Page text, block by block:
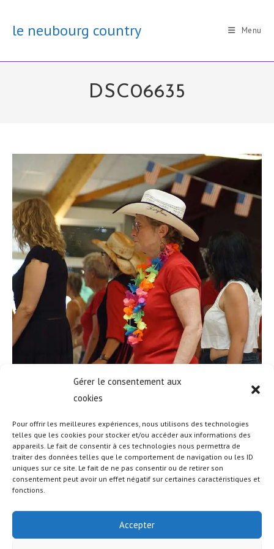
Gérer le consentement aux
cookies
Pour offrir les meilleures expériences, nous utilisons des technologies
telles que les cookies pour stocker et/ou accéder aux informations des
appareils. Le fait de consentir à ces technologies nous permettra de
traiter des données telles que le comportement de navigation ou les ID
uniques sur ce site. Le fait de ne pas consentir ou de retirer son
consentement peut avoir un effet négatif sur certaines caractéristiques et
fonctions.
Accepter
contentle neubourg country Menu
DSC06635